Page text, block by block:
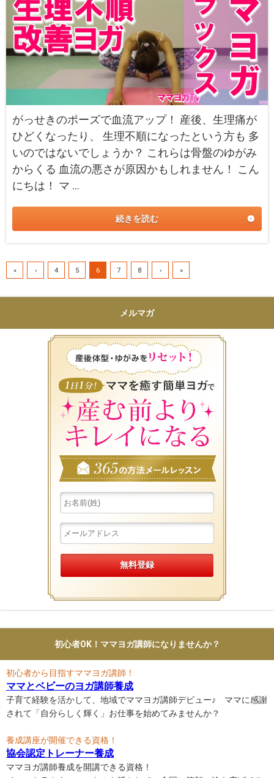
がっせきのポーズで血流アップ！ 産後、生理痛が
ひどくなったり、 生理不順になったという方も 多
いのではないでしょうか？ これらは骨盤のゆがみ
からくる 血流の悪さが原因かもしれません！ こん
にちは！ マ …
続きを読む
« ‹ 4 5 6 7 8 › »
メルマガ
初心者OK！ママヨガ講師になりませんか？
初心者から目指すママヨガ講師！
ママとベビーのヨガ講師養成
子育て経験を活かして、地域でママヨガ講師デビュー♪ ママに感謝
されて「自分らしく輝く」お仕事を始めてみませんか？
養成講座が開催できる資格！
協会認定トレーナー養成
ママヨガ講師養成を開講できる資格！